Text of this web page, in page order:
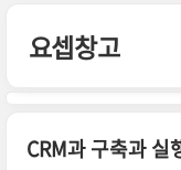
요셉창고
CRM과 구축과 실